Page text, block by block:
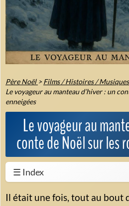
Père Noël >Films / Histoires /
Le voyageur au manteau d’hiver : un
enneigées
Le voyageur au
conte de Noël sur les
☰ Index
Il était une fois, tout au bout